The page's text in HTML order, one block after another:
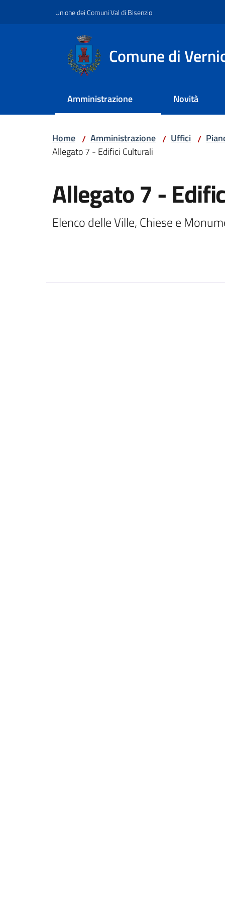
Unione dei Comuni Val di Bisenzio
Comune di
Amministrazione Novità
Home / Amministrazione / Uffici /
Allegato 7 - Edifici Culturali
Allegato 7 -
Elenco delle Ville, Chiese e